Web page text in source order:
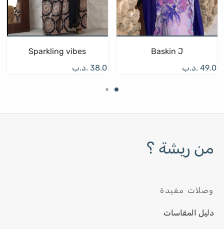
Baskin J
49.0 .د.ب
Sparkling vibes
38.0 .د.ب
من ريشة ؟
وصلات مفيدة
دليل المقاسات